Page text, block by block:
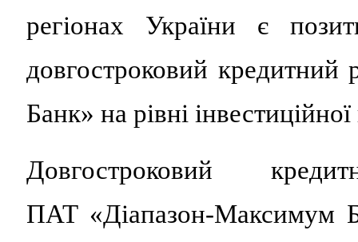
регіонах України є
довгостроковий
Банк» на рівні інвестиційної
Довгостроковий
ПАТ «Діапазон-Максимум